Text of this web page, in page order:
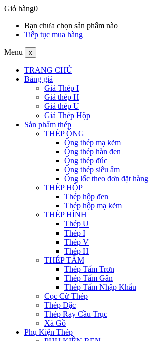
Giỏ hàng0
Bạn chưa chọn sản phẩm nào
Tiếp tục mua hàng
Menu x
TRANG CHỦ
Bảng giá
Giá Thép I
Giá thép H
Giá thép U
Giá Thép Hộp
Sản phẩm thép
THÉP ỐNG
Ống thép mạ kẽm
Ống thép hàn đen
Ống thép đúc
Ống thép siêu âm
Ống lốc theo đơn đặt hàng
THÉP HỘP
Thép hộp đen
Thép hộp mạ kẽm
THÉP HÌNH
Thép U
Thép I
Thép V
Thép H
THÉP TẤM
Thép Tấm Trơn
Thép Tấm Gân
Thép Tấm Nhập Khẩu
Cọc Cừ Thép
Thép Đặc
Thép Ray Cầu Trục
Xà Gồ
Phụ Kiện Thép